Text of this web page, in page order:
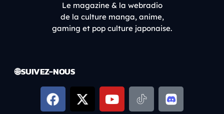
Le magazine & la webradio
de la culture manga, anime,
gaming et pop culture japonaise.
🌐 SUIVEZ-NOUS